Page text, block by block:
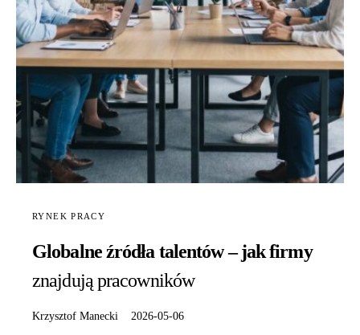
RYNEK PRACY
Globalne źródła talentów – jak firmy
znajdują pracowników
Krzysztof Manecki 2026-05-06